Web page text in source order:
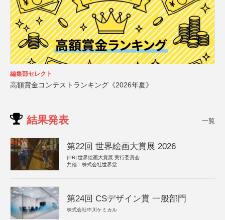
編集部セレクト
高額賞金コンテストランキング《2026年夏》
結果発表 一覧
第22回 世界絵画大賞展 2026
[PR] 世界絵画大賞展 実行委員会
共催：株式会社世界堂
第24回 CSデザイン賞 一般部門
株式会社中川ケミカル